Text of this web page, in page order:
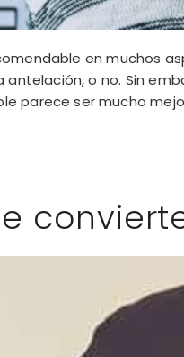
en muchos
o no. Sin
parece ser mucho